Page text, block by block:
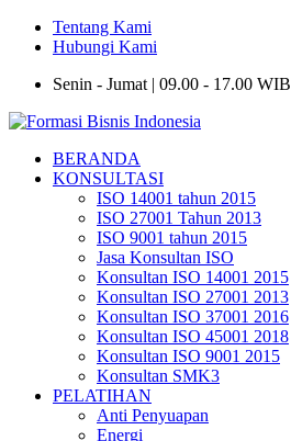
Tentang Kami
Hubungi Kami
Senin - Jumat | 09.00 - 17.00 WIB
BERANDA
KONSULTASI
ISO 14001 tahun 2015
ISO 27001 Tahun 2013
ISO 9001 tahun 2015
Jasa Konsultan ISO
Konsultan ISO 14001 2015
Konsultan ISO 27001 2013
Konsultan ISO 37001 2016
Konsultan ISO 45001 2018
Konsultan ISO 9001 2015
Konsultan SMK3
PELATIHAN
Anti Penyuapan
Energi